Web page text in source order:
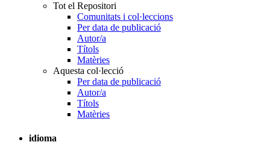
Tot el Repositori
Comunitats i col·leccions
Per data de publicació
Autor/a
Títols
Matèries
Aquesta col·lecció
Per data de publicació
Autor/a
Títols
Matèries
idioma